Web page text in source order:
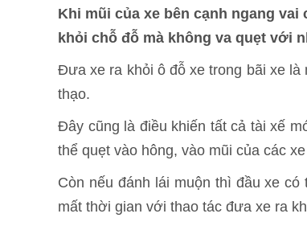
Khi mũi của xe bên cạnh ngang
khỏi chỗ đỗ mà không va quẹt với
Đưa xe ra khỏi ô đỗ xe trong bãi xe
thạo.
Đây cũng là điều khiến tất cả tài xế
thể quẹt vào hông, vào mũi của các
Còn nếu đánh lái muộn thì đầu xe
mất thời gian với thao tác đưa xe ra